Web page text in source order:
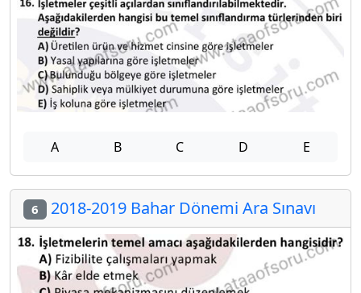
A B C D E
6 2018-2019 Bahar Dönemi Ara Sınavı